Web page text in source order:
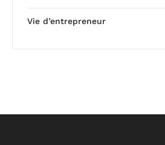
Vie d’entrepreneur